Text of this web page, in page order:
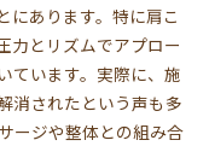
にあります。特に肩こ
力とリズムでアプロー
ています。実際に、施
消されたという声も多
ージや整体との組み合